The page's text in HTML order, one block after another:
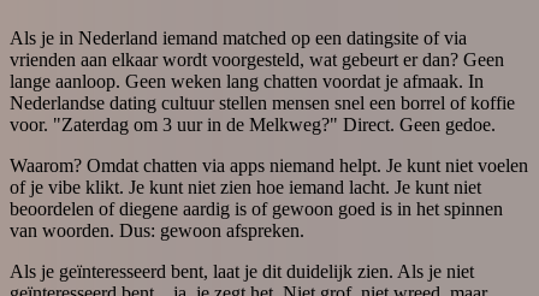
Als je in Nederland iemand matched op een datingsite of via
vrienden aan elkaar wordt voorgesteld, wat gebeurt er dan? Geen
lange aanloop. Geen weken lang chatten voordat je afmaak. In
Nederlandse dating cultuur stellen mensen snel een borrel of koffie
voor. "Zaterdag om 3 uur in de Melkweg?" Direct. Geen gedoe.
Waarom? Omdat chatten via apps niemand helpt. Je kunt niet voelen
of je vibe klikt. Je kunt niet zien hoe iemand lacht. Je kunt niet
beoordelen of diegene aardig is of gewoon goed is in het spinnen
van woorden. Dus: gewoon afspreken.
Als je geïnteresseerd bent, laat je dit duidelijk zien. Als je niet